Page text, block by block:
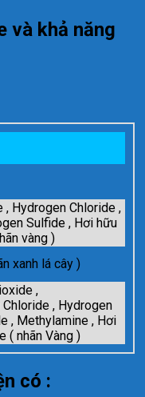
và khả năng
, Hydrogen Chloride ,
Sulfide , Hơi hữu
vàng )
xanh lá cây )
,
, Hydrogen
, Methylamine , Hơi
( nhãn Vàng )
có :